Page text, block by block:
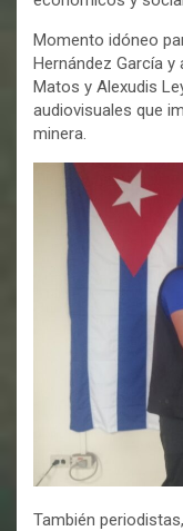
Momento idóneo
Hernández García
Matos y Alexudis
audiovisuales que
minera.
También